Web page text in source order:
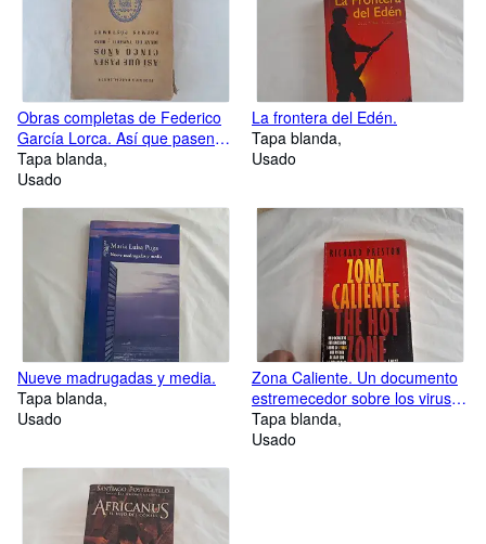
Obras completas de Federico
García Lorca. Así que pasen
cinco años. Diván de Tamarít.
Odas. Poemas póstumos.
Tapa blanda
Usado
La frontera del Edén.
Tapa blanda
Usado
Nueve madrugadas y media.
Tapa blanda
Usado
Zona Caliente. Un documento
estremecedor sobre los virus
que pueden acabar con la vida
humana.
Tapa blanda
Usado